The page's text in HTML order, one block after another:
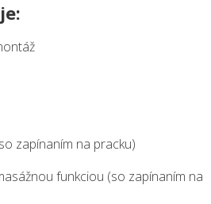
zapínaním na pracku)
funkciou (so zapínaním na